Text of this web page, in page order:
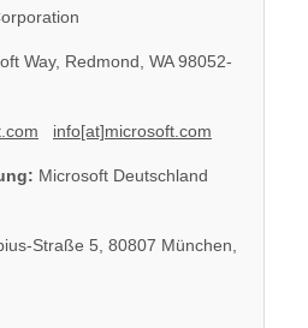
Way, Redmond, WA 98052-
info[at]microsoft.com
Microsoft Deutschland
Straße 5, 80807 München,